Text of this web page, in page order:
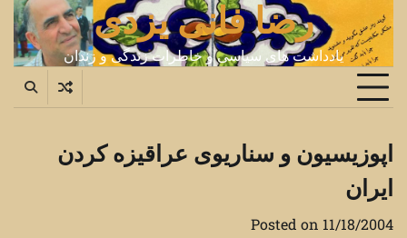
content
رضا فانی یزدی
یادداشت های سیاسی و خاطرات زندگی و زندان
اپوزیسیون و سناریوی عراقیزه کردن
ایران
Posted on 11/18/2004